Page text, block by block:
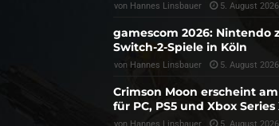
von Hannes Linsbauer 5. August 2026
gamescom 2026: Nintendo
Switch-2-Spiele in Köln
von Hannes Linsbauer 5. August 2026
Crimson Moon erscheint
für PC, PS5 und Xbox Series